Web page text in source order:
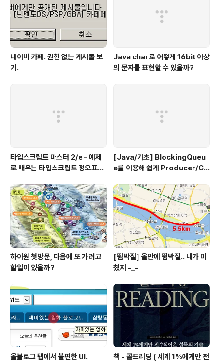
네이버 카페. 권한 없는 게시물 보
기.
Java char로 어떻게 16bit 이상
의 문자를 표현할 수 있을까?
타입스크립트 마스터 2/e - 예제
로 배우는 타입스크립트 정오표
[Java/기초] BlockingQueu
e를 이용해 쉽게 Producer/Co
하이원 첫방문, 다음에 또 가려고
할일이 있을까?
[뜀박질] 올만에 뜀박질.. 내가 미
쳤지 -_-
올블로그 탭에서 불편한 UI. 책 - 콜드리딩 ( 세계 1%에게만 전